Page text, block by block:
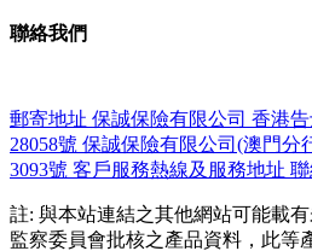
聯絡我們
郵寄地址 保誠保險有限公司 香港
28058號 保誠保險有限公司(澳門分
3093號 客戶服務熱線及服務地址
註: 與本站連結之其他網站可能載
監察委員會批核之產品資料，此等